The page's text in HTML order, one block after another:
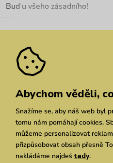
Materiály a údržba
Pozáruční opravy
Velkoobchod
Dárkové poukazy
Vuchlook
Prodejny
Praha Chrudim Brno
Buď u všeho zásadního!
Zásady ochrany osobních údajů
Abychom věděli,
Snažíme se, aby náš web byl
tomu nám pomáhají cookies.
můžeme personalizovat
přizpůsobovat obsah přesně
nakládáme najdeš tady.